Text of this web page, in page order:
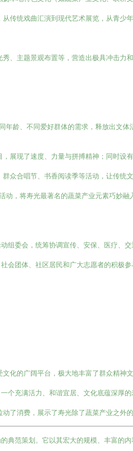
传统戏曲汇演到现代艺术展览，从青
、主题景观布置等，营造出极具冲击
龄、不同爱好群体的需求，释放出文体
展现了速度、力量与拼搏精神；同时设
众合唱节、书香阅读季等活动，让传统
动，将寿光最著名的蔬菜产业元素巧妙
组委会，统筹协调宣传、安保、医疗、
团体、社区居民和广大志愿者的积极
化的广阔平台，极大地丰富了群众精神
个充满活力、和谐宜居、文化底蕴深厚
了消费，展示了寿光除了蔬菜产业之外
典范策划。它以其宏大的规模、丰富的